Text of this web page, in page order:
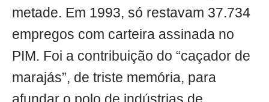
metade. Em 1993, só restavam 37.734
empregos com carteira assinada no
PIM. Foi a contribuição do “caçador de
marajás”, de triste memória, para